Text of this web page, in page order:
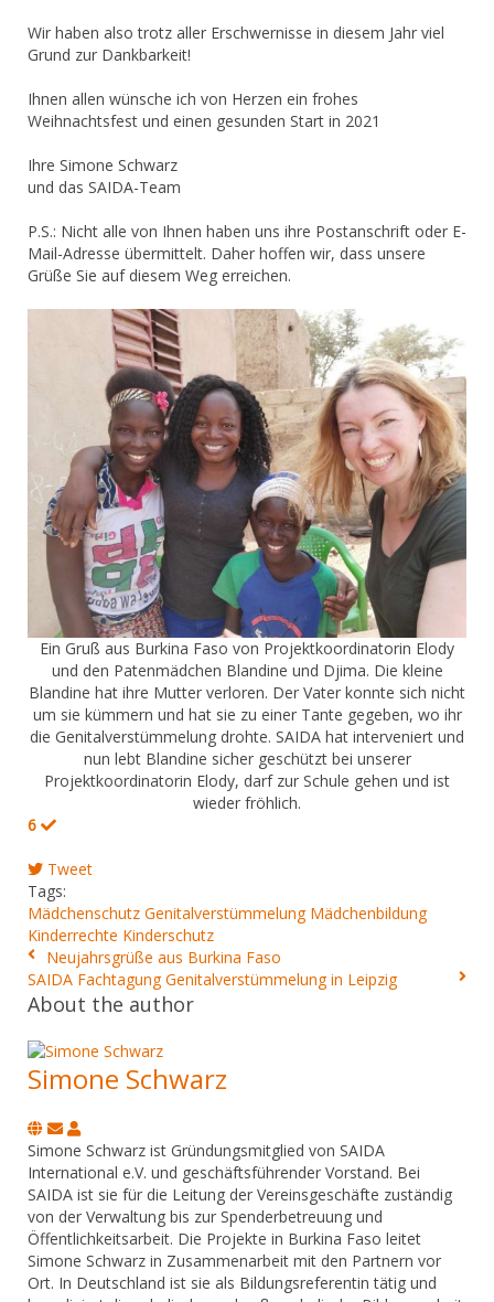
Wir haben also trotz aller Erschwernisse in diesem Jahr viel
Grund zur Dankbarkeit!
Ihnen allen wünsche ich von Herzen ein frohes
Weihnachtsfest und einen gesunden Start in 2021
Ihre Simone Schwarz
und das SAIDA-Team
P.S.: Nicht alle von Ihnen haben uns ihre Postanschrift oder E-
Mail-Adresse übermittelt. Daher hoffen wir, dass unsere
Grüße Sie auf diesem Weg erreichen.
Ein Gruß aus Burkina Faso von Projektkoordinatorin Elody
und den Patenmädchen Blandine und Djima. Die kleine
Blandine hat ihre Mutter verloren. Der Vater konnte sich nicht
um sie kümmern und hat sie zu einer Tante gegeben, wo ihr
die Genitalverstümmelung drohte. SAIDA hat interveniert und
nun lebt Blandine sicher geschützt bei unserer
Projektkoordinatorin Elody, darf zur Schule gehen und ist
wieder fröhlich.
6
Tweet
Tags:
Mädchenschutz Genitalverstümmelung Mädchenbildung
Kinderrechte Kinderschutz
Neujahrsgrüße aus Burkina Faso
SAIDA Fachtagung Genitalverstümmelung in Leipzig
About the author
Simone Schwarz
Subscribe
to
updates
from
author
Simone
Schwarz
Simone Schwarz ist Gründungsmitglied von SAIDA
International e.V. und geschäftsführender Vorstand. Bei
SAIDA ist sie für die Leitung der Vereinsgeschäfte zuständig
von der Verwaltung bis zur Spenderbetreuung und
Öffentlichkeitsarbeit. Die Projekte in Burkina Faso leitet
Simone Schwarz in Zusammenarbeit mit den Partnern vor
Ort. In Deutschland ist sie als Bildungsreferentin tätig und